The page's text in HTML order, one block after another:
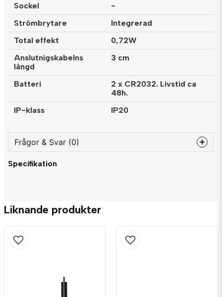
Sockel
-
Strömbrytare
Integrerad
Total effekt
0,72W
Anslutnigskabelns
längd
3 cm
Batteri
2 x CR2032. Livstid ca
48h.
IP-klass
IP20
Frågor & Svar (0)
question
Namn
Specifikation
Liknande produkter